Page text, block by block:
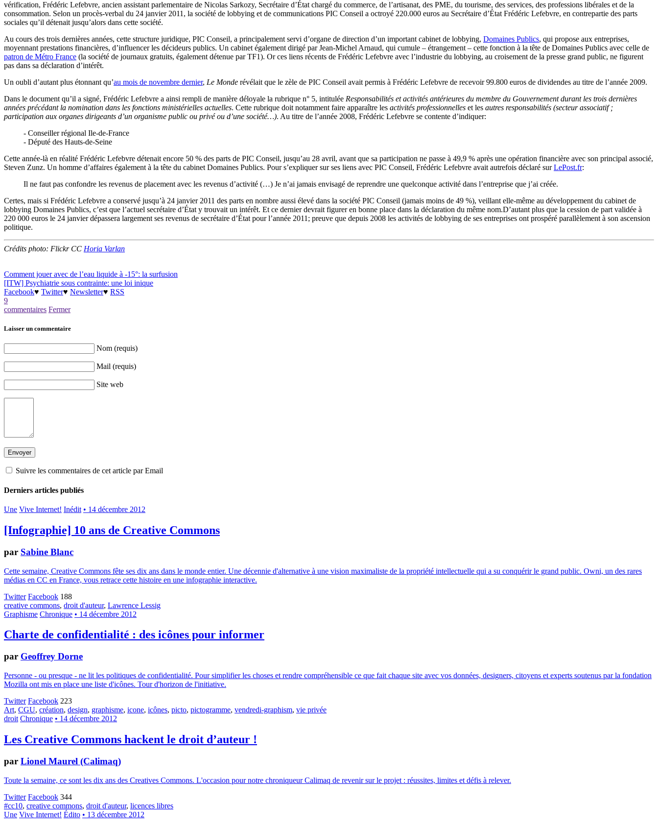
vérification, Frédéric Lefebvre, ancien assistant parlementaire de Nicolas Sarkozy, Secrétaire d’État chargé du commerce, de l’artisanat, des PME, du tourisme, des services, des professions libérales et de la
consommation. Selon un procès-verbal du 24 janvier 2011, la société de lobbying et de communications PIC Conseil a octroyé 220.000 euros au Secrétaire d’État Frédéric Lefebvre, en contrepartie des parts
sociales qu’il détenait jusqu’alors dans cette société.
Au cours des trois dernières années, cette structure juridique, PIC Conseil, a principalement servi d’organe de direction d’un important cabinet de lobbying, Domaines Publics, qui propose aux entreprises,
moyennant prestations financières, d’influencer les décideurs publics. Un cabinet également dirigé par Jean-Michel Arnaud, qui cumule – étrangement – cette fonction à la tête de Domaines Publics avec celle de
patron de Métro France (la société de journaux gratuits, également détenue par TF1). Or ces liens récents de Frédéric Lefebvre avec l’industrie du lobbying, au croisement de la presse grand public, ne figurent
pas dans sa déclaration d’intérêt.
Un oubli d’autant plus étonnant qu’au mois de novembre dernier, Le Monde révélait que le zèle de PIC Conseil avait permis à Frédéric Lefebvre de recevoir 99.800 euros de dividendes au titre de l’année 2009.
Dans le document qu’il a signé, Frédéric Lefebvre a ainsi rempli de manière déloyale la rubrique n° 5, intitulée Responsabilités et activités antérieures du membre du Gouvernement durant les trois dernières
années précédant la nomination dans les fonctions ministérielles actuelles. Cette rubrique doit notamment faire apparaître les activités professionnelles et les autres responsabilités (secteur associatif ;
participation aux organes dirigeants d’un organisme public ou privé ou d’une société…). Au titre de l’année 2008, Frédéric Lefebvre se contente d’indiquer:
- Conseiller régional Ile-de-France
- Député des Hauts-de-Seine
Cette année-là en réalité Frédéric Lefebvre détenait encore 50 % des parts de PIC Conseil, jusqu’au 28 avril, avant que sa participation ne passe à 49,9 % après une opération financière avec son principal associé,
Steven Zunz. Un homme d’affaires également à la tête du cabinet Domaines Publics. Pour s’expliquer sur ses liens avec PIC Conseil, Frédéric Lefebvre avait autrefois déclaré surLePost.fr:
Il ne faut pas confondre les revenus de placement avec les revenus d’activité (…) Je n’ai jamais envisagé de reprendre une quelconque activité dans l’entreprise que j’ai créée.
Certes, mais si Frédéric Lefebvre a conservé jusqu’à 24 janvier 2011 des parts en nombre aussi élevé dans la société PIC Conseil (jamais moins de 49 %), veillant elle-même au développement du cabinet de
lobbying Domaines Publics, c’est que l’actuel secrétaire d’État y trouvait un intérêt. Et ce dernier devrait figurer en bonne place dans la déclaration du même nom.D’autant plus que la cession de part validée à
220 000 euros le 24 janvier dépassera largement ses revenus de secrétaire d’État pour l’année 2011; preuve que depuis 2008 les activités de lobbying de ses entreprises ont prospéré parallèlement à son ascension
politique.
Crédits photo: Flickr CC Horia Varlan
Comment jouer avec de l’eau liquide à -15°: la surfusion
[ITW] Psychiatrie sous contrainte: une loi inique
Facebook♥ Twitter♥ Newsletter♥ RSS
9
commentaires Fermer
Laisser un commentaire
Nom (requis)
Mail (requis)
Site web
Suivre les commentaires de cet article par Email
Derniers articles publiés
Une Vive Internet! Inédit • 14 décembre 2012
[Infographie] 10 ans de Creative Commons
par Sabine Blanc
Cette semaine, Creative Commons fête ses dix ans dans le monde entier. Une décennie d'alternative à une vision maximaliste de la propriété intellectuelle qui a su conquérir le grand public. Owni, un des rares
médias en CC en France, vous retrace cette histoire en une infographie interactive.
Twitter Facebook 188
creative commons, droit d'auteur, Lawrence Lessig
Graphisme Chronique • 14 décembre 2012
Charte de confidentialité : des icônes pour informer
par Geoffrey Dorne
Personne - ou presque - ne lit les politiques de confidentialité. Pour simplifier les choses et rendre compréhensible ce que fait chaque site avec vos données, designers, citoyens et experts soutenus par la fondation
Mozilla ont mis en place une liste d'icônes. Tour d'horizon de l'initiative.
Twitter Facebook 223
Art, CGU, création, design, graphisme, icone, icônes, picto, pictogramme, vendredi-graphism, vie privée
droit Chronique • 14 décembre 2012
Les Creative Commons hackent le droit d’auteur !
par Lionel Maurel (Calimaq)
Toute la semaine, ce sont les dix ans des Creatives Commons. L'occasion pour notre chroniqueur Calimaq de revenir sur le projet : réussites, limites et défis à relever.
Twitter Facebook 344
#cc10, creative commons, droit d'auteur, licences libres
Une Vive Internet! Édito • 13 décembre 2012